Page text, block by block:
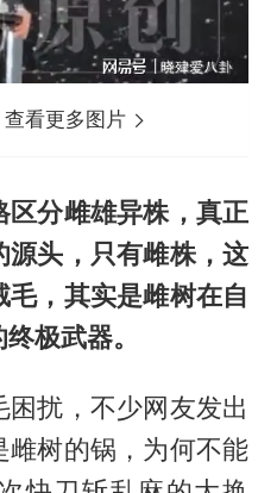
看更多图片
分雌雄异株，真正
头，只有雌株，这
，其实是雌树在自
极武器。
扰，不少网友发出
雌树的锅，为何不能